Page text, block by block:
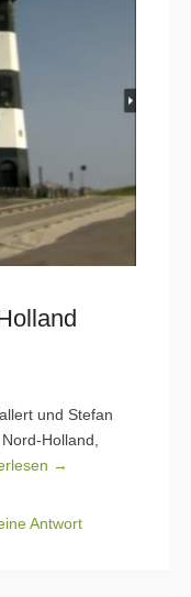
und Stefan
Holland,
→
Antwort